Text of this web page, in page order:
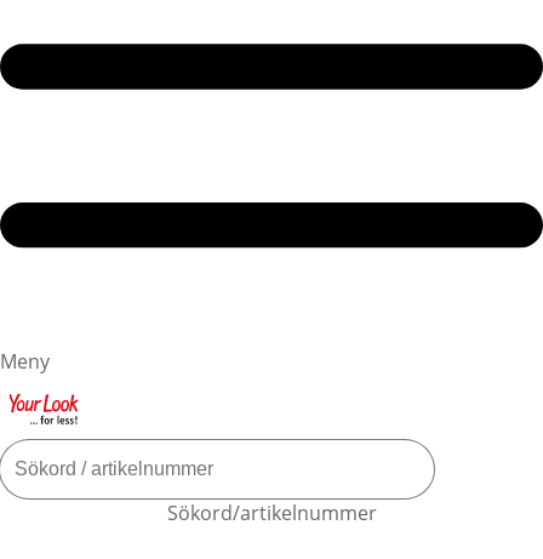
Meny
Sökord/artikelnummer